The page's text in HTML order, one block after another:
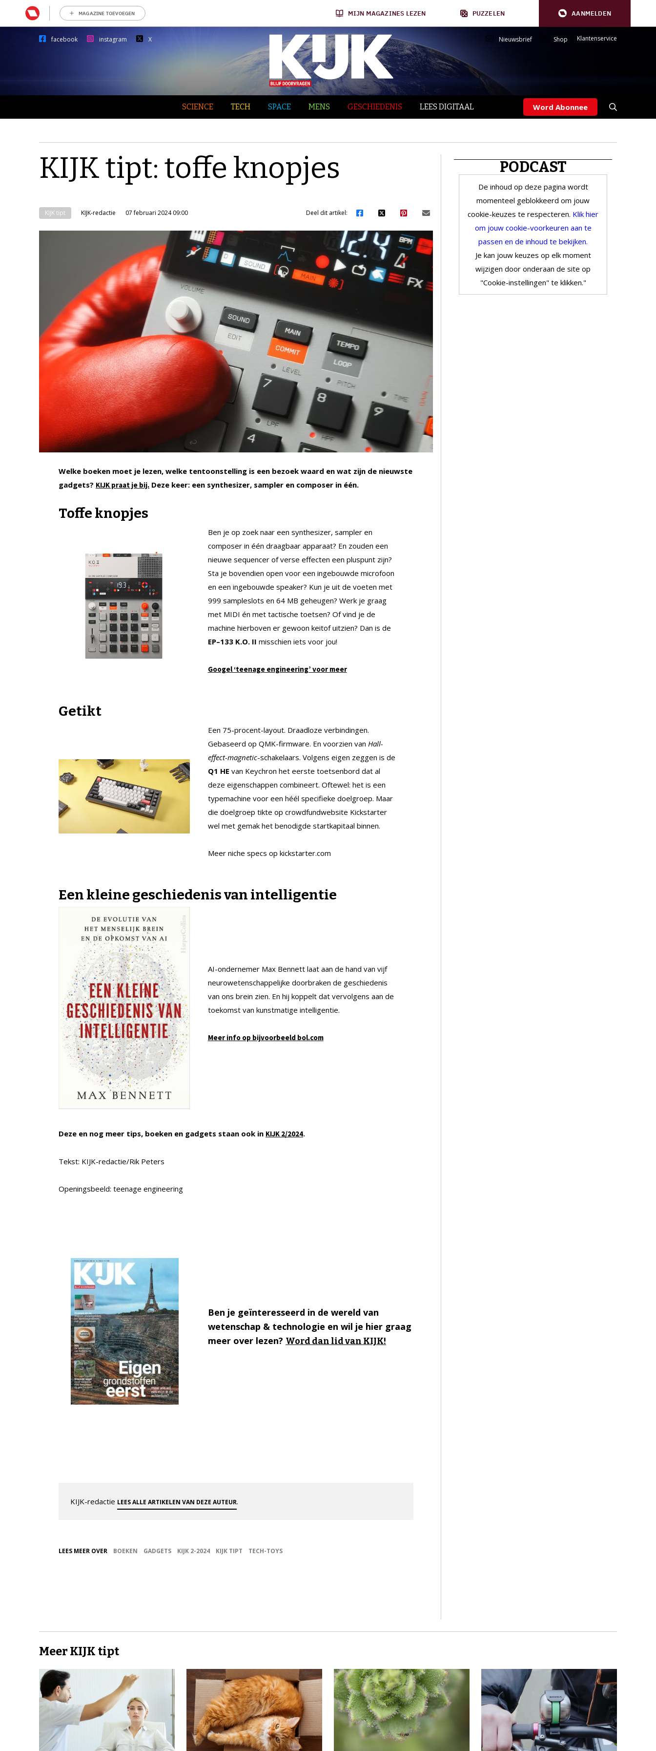
MAGAZINE TOEVOEGEN MIJN MAGAZINES LEZEN PUZZELEN AANMELDEN
facebook instagram X Nieuwsbrief Shop Klantenservice
SCIENCE TECH SPACE MENS GESCHIEDENIS LEES DIGITAAL Word Abonnee
KIJK tipt: toffe knopjes
KIJK tipt KIJK-redactie 07 februari 2024 09:00 Deel dit artikel:
Welke boeken moet je lezen, welke tentoonstelling is een bezoek waard en wat zijn de nieuwste
gadgets? KIJK praat je bij. Deze keer: een synthesizer, sampler en composer in één.
Toffe knopjes
Ben je op zoek naar een synthesizer, sampler en
composer in één draagbaar apparaat? En zouden een
nieuwe sequencer of verse effecten een pluspunt zijn?
Sta je bovendien open voor een ingebouwde microfoon
en een ingebouwde speaker? Kun je uit de voeten met
999 sampleslots en 64 MB geheugen? Werk je graag
met MIDI én met tactische toetsen? Of vind je de
machine hierboven er gewoon keitof uitzien? Dan is de
EP–133 K.O. II misschien iets voor jou!
Googel ‘teenage engineering’ voor meer
Getikt
Een 75-procent-layout. Draadloze verbindingen.
Gebaseerd op QMK-firmware. En voorzien van Hall-
effect-magnetic-schakelaars. Volgens eigen zeggen is de
Q1 HE van Keychron het eerste toetsenbord dat al
deze eigenschappen combineert. Oftewel: het is een
typemachine voor een héél specifieke doelgroep. Maar
die doelgroep tikte op crowdfundwebsite Kickstarter
wel met gemak het benodigde startkapitaal binnen.
Meer niche specs op kickstarter.com
Een kleine geschiedenis van intelligentie
AI-ondernemer Max Bennett laat aan de hand van vijf
neurowetenschappelijke doorbraken de geschiedenis
van ons brein zien. En hij koppelt dat vervolgens aan de
toekomst van kunstmatige intelligentie.
Meer info op bijvoorbeeld bol.com
Deze en nog meer tips, boeken en gadgets staan ook in KIJK 2/2024.
Tekst: KIJK-redactie/Rik Peters
Openingsbeeld: teenage engineering
Ben je geïnteresseerd in de wereld van
wetenschap & technologie en wil je hier graag
meer over lezen? Word dan lid van KIJK!
KIJK-redactie LEES ALLE ARTIKELEN VAN DEZE AUTEUR.
LEES MEER OVER BOEKEN GADGETS KIJK 2-2024 KIJK TIPT TECH-TOYS
PODCAST
De inhoud op deze pagina wordt
momenteel geblokkeerd om jouw
cookie-keuzes te respecteren. Klik hier
om jouw cookie-voorkeuren aan te
passen en de inhoud te bekijken.
Je kan jouw keuzes op elk moment
wijzigen door onderaan de site op
"Cookie-instellingen" te klikken."
Meer KIJK tipt